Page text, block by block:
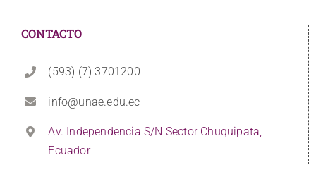
CONTACTO
(593) (7) 3701200
info@unae.edu.ec
Av. Independencia S/N Sector Chuquipata,
Ecuador